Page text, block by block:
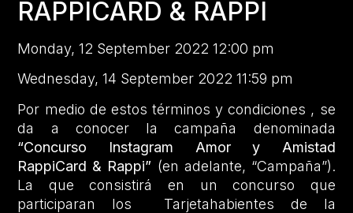
RAPPICARD & RAPPI
Monday, 12 September 2022 12:00 pm
Wednesday, 14 September 2022 11:59 pm
Por medio de estos términos y condiciones , se
da a conocer la campaña denominada
“Concurso Instagram Amor y Amistad
RappiCard & Rappi” (en adelante, “Campaña”).
La que consistirá en un concurso que
participaran los Tarjetahabientes de la